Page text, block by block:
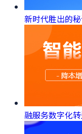
新时代胜出的
融服务数字化